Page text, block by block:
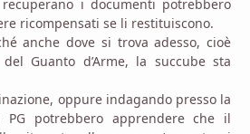
i documenti potrebbero
ricompensati se li restituiscono.
anche dove si trova adesso, cioè
Guanto d’Arme, la succube sta
oppure indagando presso la
potrebbero apprendere che il